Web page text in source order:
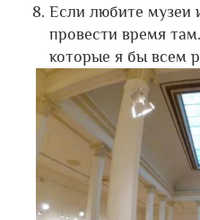
Если любите музеи
провести время
которые я бы всем